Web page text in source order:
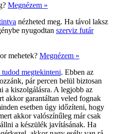
Megnézem »
nézheted meg. Ha távol laksz
nyugodtan szerviz futár
mehetek? Megnézem »
tudod megtekinteni. Ebben az
pár percen belül biztosan
a kiszolgálásra. A legjobb az
akkor garantáltan veled fognak
esetben úgy időzíteni, hogy
akkor valószínűleg már csak
a készülék javításának. Ha